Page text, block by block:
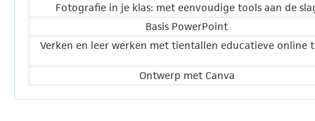
Fotografie in je klas: met eenvoudige tools aan de
Basis PowerPoint
Verken en leer werken met tientallen educatieve online
Ontwerp met Canva